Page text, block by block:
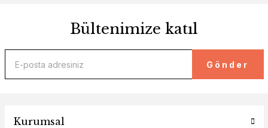
Bültenimize katıl
Gönder
Kurumsal